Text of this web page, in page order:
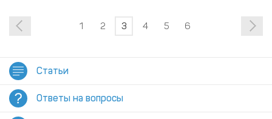
1 2 3 4 5 6
Статьи
Ответы на вопросы